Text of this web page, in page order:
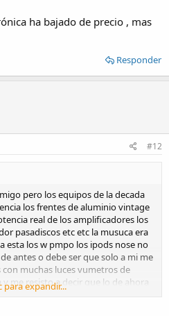
ha bajado de precio , mas
Responder
#12
pero los equipos de la decada
los frentes de aluminio vintage
real de los amplificadores los
pasadiscos etc etc la musuca era
esta los w pmpo los ipods nose no
antes o debe ser que solo a mi me
muchas luces vumetros de
me resisto a decir que lo de ahora
migo
para expandir...